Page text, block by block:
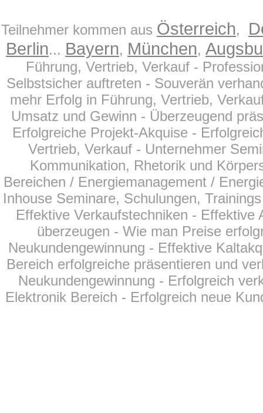
Teilnehmer kommen aus Österreich,
Berlin... Bayern, München,
Führung, Vertrieb, Verkauf -
Selbstsicher auftreten - Souverän
mehr Erfolg in Führung, Vertrieb,
Umsatz und Gewinn - Überzeugend
Erfolgreiche Projekt-Akquise -
Vertrieb, Verkauf - Unternehmer
Kommunikation, Rhetorik und
Bereichen / Energiemanagement /
Inhouse Seminare, Schulungen,
Effektive Verkaufstechniken -
überzeugen - Wie man Preise
Neukundengewinnung - Effektive
Bereich erfolgreiche präsentieren und
Neukundengewinnung - Erfolgreich
Elektronik Bereich - Erfolgreich neue